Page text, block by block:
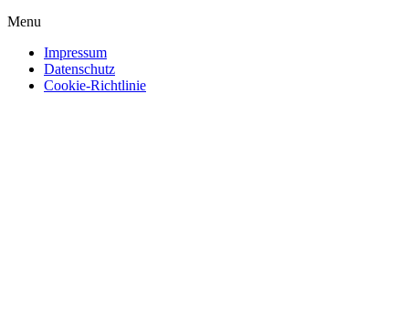
Menu
Impressum
Datenschutz
Cookie-Richtlinie